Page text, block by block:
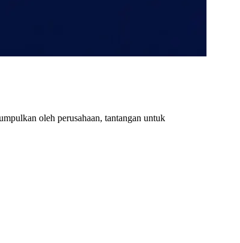
oleh perusahaan, tantangan untuk